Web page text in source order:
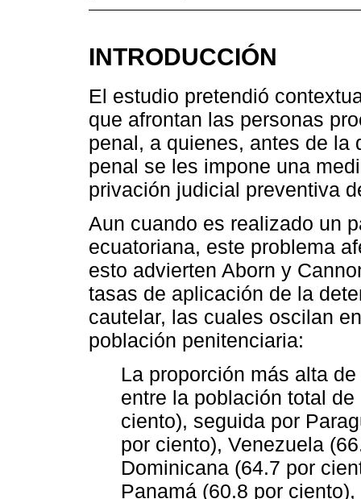
INTRODUCCIÓN
El estudio pretendió
que afrontan las personas
penal, a quienes, antes de la
penal se les impone una
privación judicial preventiva
Aun cuando es realizado un
ecuatoriana, este problema
esto advierten Aborn y
tasas de aplicación de la
cautelar, las cuales oscilan
población penitenciaria:
La proporción más alta
entre la población total
ciento), seguida por
por ciento), Venezuela
Dominicana (64.7 por
Panamá (60.8 por